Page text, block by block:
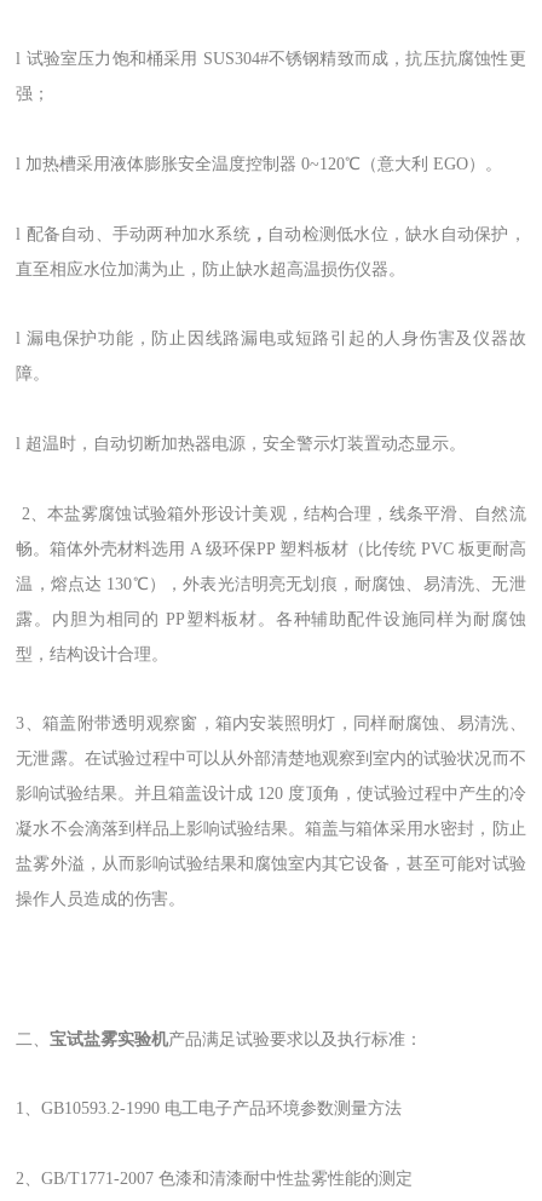
l 试验室压力饱和桶采用 SUS304#不锈钢精致而成，抗压抗腐蚀性更
强；
l 加热槽采用液体膨胀安全温度控制器 0~120℃（意大利 EGO）。
l 配备自动、手动两种加水系统 ， 自动检测低水位，缺水自动保护，
直至相应水位加满为止，防止缺水超高温损伤仪器。
l 漏电保护功能，防止因线路漏电或短路引起的人身伤害及仪器故
障。
l 超温时，自动切断加热器电源，安全警示灯装置动态显示。
2、本盐雾腐蚀试验箱外形设计美观，结构合理，线条平滑、自然流
畅。箱体外壳材料选用 A 级环保PP 塑料板材（比传统 PVC 板更耐高
温，熔点达 130℃），外表光洁明亮无划痕，耐腐蚀、易清洗、无泄
露。内胆为相同的 PP塑料板材。各种辅助配件设施同样为耐腐蚀
型，结构设计合理。
3、箱盖附带透明观察窗，箱内安装照明灯，同样耐腐蚀、易清洗、
无泄露。在试验过程中可以从外部清楚地观察到室内的试验状况而不
影响试验结果。并且箱盖设计成 120 度顶角，使试验过程中产生的冷
凝水不会滴落到样品上影响试验结果。箱盖与箱体采用水密封，防止
盐雾外溢，从而影响试验结果和腐蚀室内其它设备，甚至可能对试验
操作人员造成的伤害。
二、宝试盐雾实验机产品满足试验要求以及执行标准：
1、GB10593.2-1990 电工电子产品环境参数测量方法
2、GB/T1771-2007 色漆和清漆耐中性盐雾性能的测定